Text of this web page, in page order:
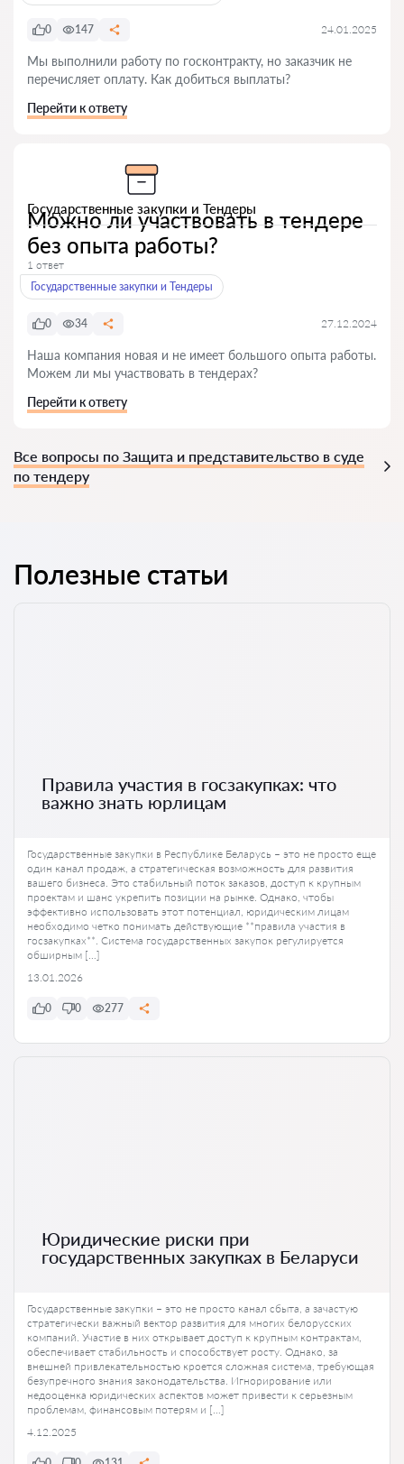
0 147 24.01.2025
Мы выполнили работу по госконтракту, но заказчик не
перечисляет оплату. Как добиться выплаты?
Перейти к ответу
Государственные закупки и Тендеры
Можно ли участвовать в тендере
без опыта работы?
1 ответ
Государственные закупки и Тендеры
0 34 27.12.2024
Наша компания новая и не имеет большого опыта работы.
Можем ли мы участвовать в тендерах?
Перейти к ответу
Все вопросы по Защита и представительство в суде
по тендеру
Полезные статьи
Правила участия в госзакупках: что
важно знать юрлицам
Государственные закупки в Республике Беларусь – это не просто еще
один канал продаж, а стратегическая возможность для развития
вашего бизнеса. Это стабильный поток заказов, доступ к крупным
проектам и шанс укрепить позиции на рынке. Однако, чтобы
эффективно использовать этот потенциал, юридическим лицам
необходимо четко понимать действующие **правила участия в
госзакупках**. Система государственных закупок регулируется
обширным […]
13.01.2026
0 0 277
Юридические риски при
государственных закупках в Беларуси
Государственные закупки – это не просто канал сбыта, а зачастую
стратегически важный вектор развития для многих белорусских
компаний. Участие в них открывает доступ к крупным контрактам,
обеспечивает стабильность и способствует росту. Однако, за
внешней привлекательностью кроется сложная система, требующая
безупречного знания законодательства. Игнорирование или
недооценка юридических аспектов может привести к серьезным
проблемам, финансовым потерям и […]
4.12.2025